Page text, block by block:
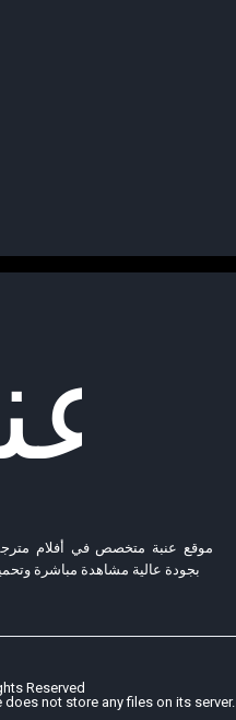
موقع عنبة متخصص في أفلام
بجودة عالية مشاهدة مباشرة
Reserved
does not store any files on its